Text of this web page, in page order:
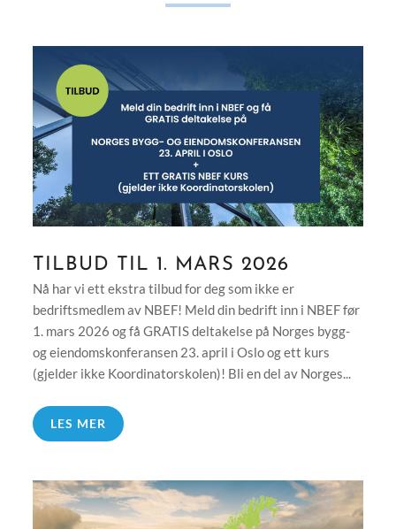
TILBUD TIL 1. MARS 2026
Nå har vi ett ekstra tilbud for deg som ikke er
bedriftsmedlem av NBEF! Meld din bedrift inn i NBEF før
1. mars 2026 og få GRATIS deltakelse på Norges bygg-
og eiendomskonferansen 23. april i Oslo og ett kurs
(gjelder ikke Koordinatorskolen)! Bli en del av Norges...
LES MER